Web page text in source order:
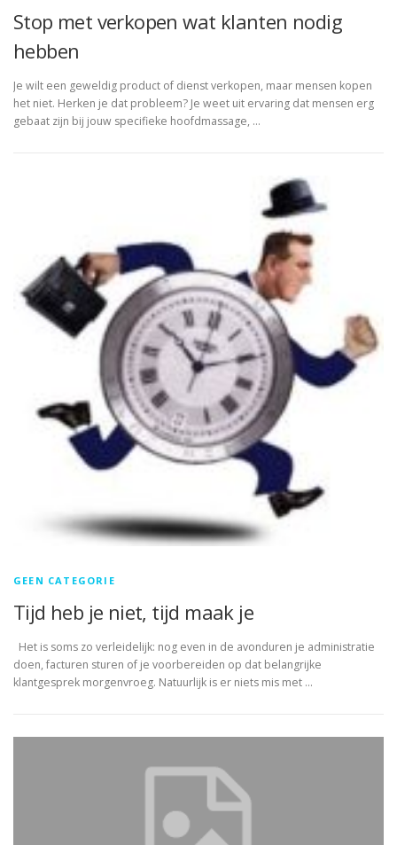
Stop met verkopen wat klanten nodig
hebben
Je wilt een geweldig product of dienst verkopen, maar mensen kopen
het niet. Herken je dat probleem? Je weet uit ervaring dat mensen erg
gebaat zijn bij jouw specifieke hoofdmassage, …
GEEN CATEGORIE
Tijd heb je niet, tijd maak je
Het is soms zo verleidelijk: nog even in de avonduren je administratie
doen, facturen sturen of je voorbereiden op dat belangrijke
klantgesprek morgenvroeg. Natuurlijk is er niets mis met …